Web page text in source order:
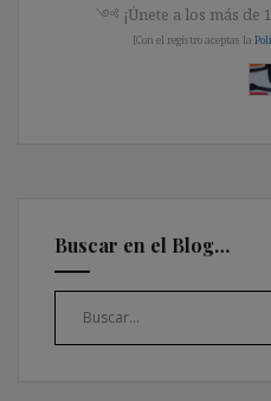
༺ ¡Únete a los más de
[Con el registro aceptas la
Buscar en el Blog…